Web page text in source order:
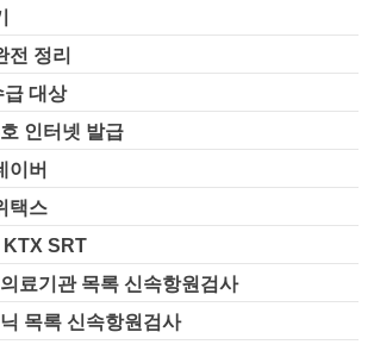
전 정리
급 대상
인터넷 발급
이버
택스
KTX SRT
료기관 목록 신속항원검사
목록 신속항원검사